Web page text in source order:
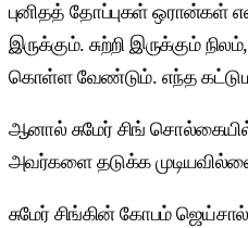
புனிதத் தோப்புகள் ஒரான்கள்
இருக்கும். சுற்றி இருக்கும்
கொள்ள வேண்டும். எந்த
ஆனால் சுமேர் சிங்
அவர்களை தடுக்க
சுமேர் சிங்கின் கோபம்